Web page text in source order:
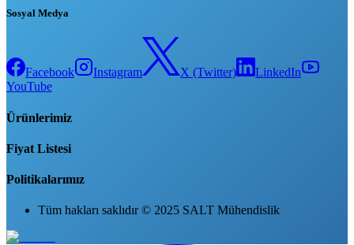
Sosyal Medya
Facebook Instagram X (Twitter)
LinkedIn
YouTube
Ürünlerimiz
Fiyat Listesi
Politikalarımız
Tüm hakları saklıdır © 2025 SALT Mühendislik